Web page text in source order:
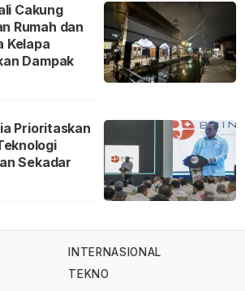
Cakung
Rumah dan
Kelapa
Dampak
Prioritaskan
Sekadar
INTERNASIONAL
TEKNO